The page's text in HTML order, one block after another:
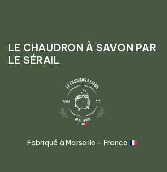
LE CHAUDRON À SAVON PAR
LE SÉRAIL
Fabriqué à Marseille – France